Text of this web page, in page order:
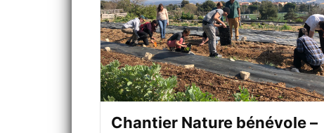
Chantier Nature bénévole –